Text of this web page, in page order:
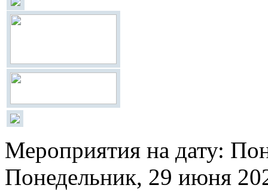
Мероприятия на дату:
Понедельник, 29 июня